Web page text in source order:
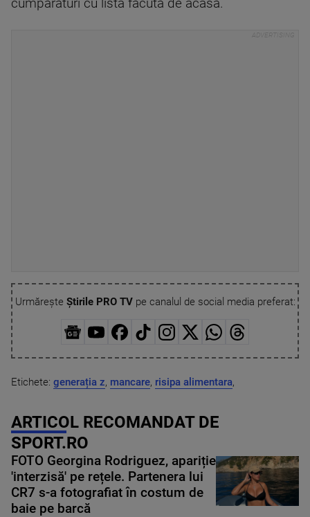
cumpărături cu lista făcută de acasă.
Urmărește Știrile PRO TVpe canalul de social media preferat:
Etichete: generația z, mancare, risipa alimentara,
ARTICOL RECOMANDAT DE
SPORT.RO
FOTO Georgina Rodriguez, apariție
'interzisă' pe rețele. Partenera lui
CR7 s-a fotografiat în costum de
baie pe barcă